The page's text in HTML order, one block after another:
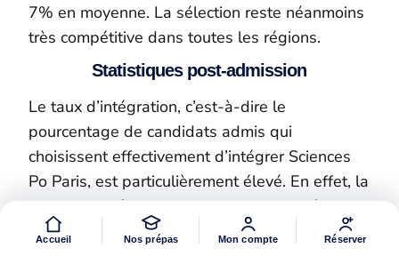
7% en moyenne. La sélection reste néanmoins
très compétitive dans toutes les régions.
Statistiques post-admission
Le taux d’intégration, c’est-à-dire le
pourcentage de candidats admis qui
choisissent effectivement d’intégrer Sciences
Po Paris, est particulièrement élevé. En effet, la
quasi-totalité des admis inscrivent et débutent
leur cursus à Sciences Po, ce qui confirme la
Accueil Nos prépas Mon compte Réserver